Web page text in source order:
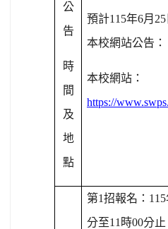
公
告
時
間
及
地
點
預計115年6月 25
本校網站公告：
本校網站：
https://
第1招報名： 115
分至11 時00分止